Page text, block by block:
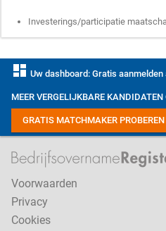
Investerings/participatie
dashboard Uw dashboard: Gratis
MEER VERGELIJKBARE
GRATIS MATCHMAKER PROBEREN
Voorwaarden
Privacy
Cookies